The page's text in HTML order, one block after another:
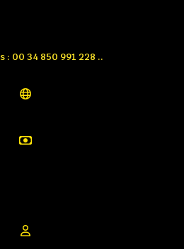
: 00 34 850 991 228 ..